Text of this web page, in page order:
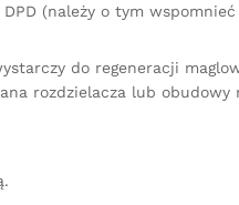
(należy o tym
do regeneracji
rozdzielacza lub obudowy